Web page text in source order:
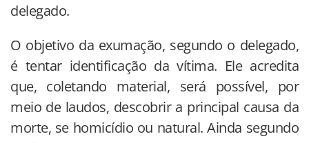
delegado.
O objetivo da exumação, segundo o delegado,
é tentar identificação da vítima. Ele acredita
que, coletando material, será possível, por
meio de laudos, descobrir a principal causa da
morte, se homicídio ou natural. Ainda segundo